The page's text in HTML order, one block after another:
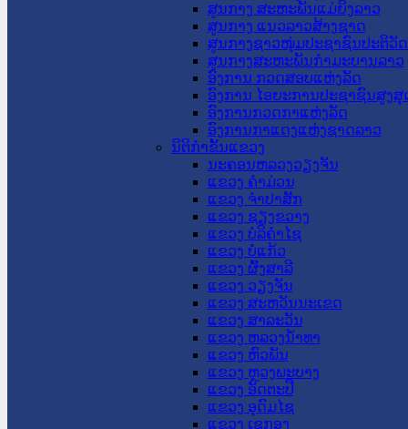
ສູນກາງ ສະຫະພັນແມ່ຍິງລາວ
ສູນກາງ ແນວລາວສ້າງຊາດ
ສູນກາງຊາວໜຸ່ມປະຊາຊົນປະຕິວັ
ສູນກາງສະຫະພັນກຳມະບານລາວ
ອົງການ ກວດສອບແຫ່ງລັດ
ອົງການ ໄອຍະການປະຊາຊົນສູງສຸ
ອົງການກວດກາແຫ່ງລັດ
ອົງການກາແດງແຫ່ງຊາດລາວ
ນິຕິກໍາຂັ້ນແຂວງ
ນະ​ຄອນ​ຫລວງວຽງຈັນ
ແຂວງ ຄໍາມ່ວນ
ແຂວງ ຈໍາປາສັກ
ແຂວງ ຊຽງຂວາງ
ແຂວງ ບໍລິຄໍາໄຊ
ແຂວງ ບໍ່ແກ້ວ
ແຂວງ ຜົ້ງສາລີ
ແຂວງ ວຽງຈັນ
ແຂວງ ສະຫວັນນະເຂດ
ແຂວງ ສາລະວັນ
ແຂວງ ຫລວງນໍ້າທາ
ແຂວງ ຫົວພັນ
ແຂວງ ຫຼວງພະບາງ
ແຂວງ ອັດຕະປື
ແຂວງ ອຸດົມໄຊ
ແຂວງ ເຊກອງ